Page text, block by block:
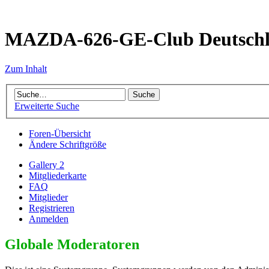
MAZDA-626-GE-Club
Zum Inhalt
Erweiterte Suche
Foren-Übersicht
Ändere Schriftgröße
Gallery 2
Mitgliederkarte
FAQ
Mitglieder
Registrieren
Anmelden
Globale Moderatoren